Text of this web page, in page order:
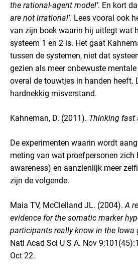
the rational-agent model’. En kort
are not irrational’. Lees vooral ook
van zijn boek waarin hij uitlegt wat
systeem 1 en 2 is. Het gaat
tussen de systemen, niet dat
gezien als meer onbewuste
overal de touwtjes in handen heeft.
hardnekkig misverstand.
Kahneman, D. (2011). Thinking fast
De experimenten waarin wordt
meting van wat proefpersonen zich
awareness) en aanzienlijk meer
zijn de volgende.
Maia TV, McClelland JL. (2004).A
evidence for the somatic marker
participants really know in the Iowa
Natl Acad Sci U S A. Nov
Oct 22.